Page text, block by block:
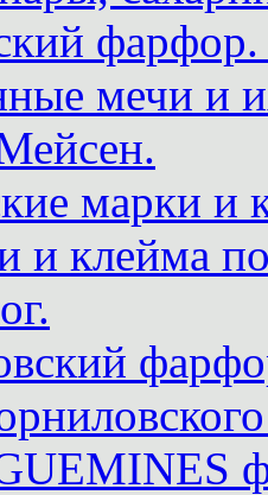
фарфор.
мечи и
марки и
и клейма